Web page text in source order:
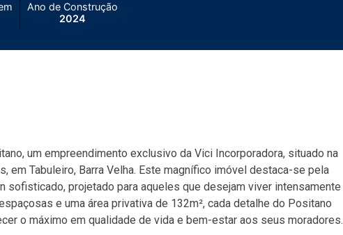
Ano de Construção
2024
um empreendimento exclusivo da Vici Incorporadora, situado na
em Tabuleiro, Barra Velha. Este magnífico imóvel destaca-se pela
sofisticado, projetado para aqueles que desejam viver intensamente
e uma área privativa de 132m², cada detalhe do Positano
o máximo em qualidade de vida e bem-estar aos seus moradores.